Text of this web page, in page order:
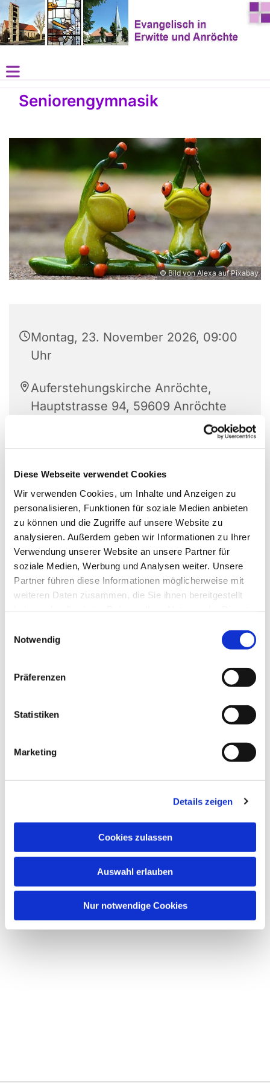
Diese Webseite verwendet Cookies
Wir verwenden Cookies, um Inhalte und Anzeigen zu
personalisieren, Funktionen für soziale Medien anbieten
zu können und die Zugriffe auf unsere Website zu
analysieren. Außerdem geben wir Informationen zu Ihrer
Verwendung unserer Website an unsere Partner für
soziale Medien, Werbung und Analysen weiter. Unsere
Partner führen diese Informationen möglicherweise mit
weiteren Daten zusammen, die Sie ihnen bereitgestellt
Notwendig
Präferenzen
Statistiken
Marketing
Details zeigen
Cookies zulassen
Auswahl erlauben
Nur notwendige Cookies
Seniorengymnasik
© Bild von Alexa auf Pixabay
Montag, 23. November 2026, 09:00
Uhr
Auferstehungskirche Anröchte,
Hauptstrasse 94, 59609 Anröchte
Charlotte Paulus (02947-3462)